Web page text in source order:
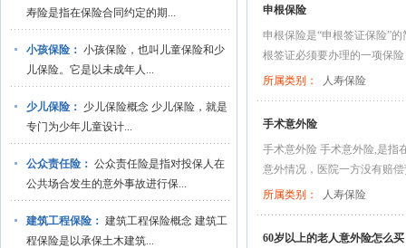
寿险是指在保险合同约定的期...
小孩保险： 小孩保险，也叫儿童保险和少
儿保险。它是以未成年人...
少儿保险： 少儿保险概念 少儿保险，就是
专门为少年儿童设计...
公众责任险： 公众责任险是指对投保人在
公共场合发生的意外事故进行保...
建筑工程保险： 建筑工程保险概念 建筑工
程保险是以承保土木建筑...
申根保险
申根保险是“申根签证保险”
根签证必须要办理的一项保
所属类别：
人寿保险
手术意外险
手术意外险 手术意外险,是指
意外情况，医院一方没有赔
所属类别：
人寿保险
60岁以上的老人意外险怎么